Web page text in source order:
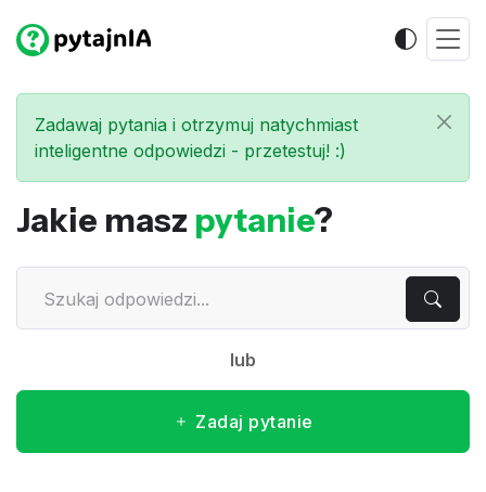
Zadawaj pytania i otrzymuj natychmiast
inteligentne odpowiedzi - przetestuj! :)
Jakie masz pytanie?
lub
Zadaj pytanie